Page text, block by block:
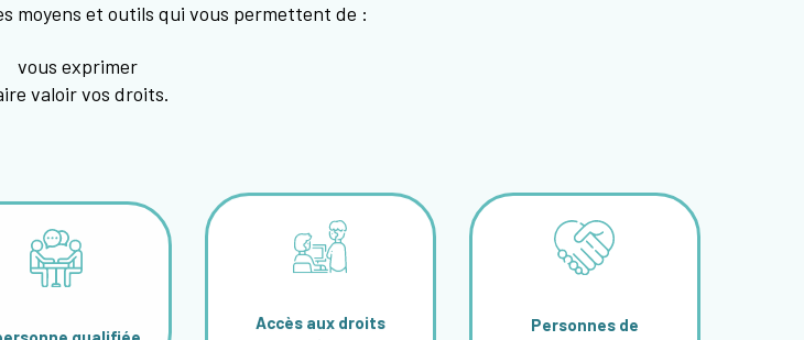
moyens et outils qui vous permettent de :
vous exprimer
valoir vos droits.
Accès aux droits
Personnes de